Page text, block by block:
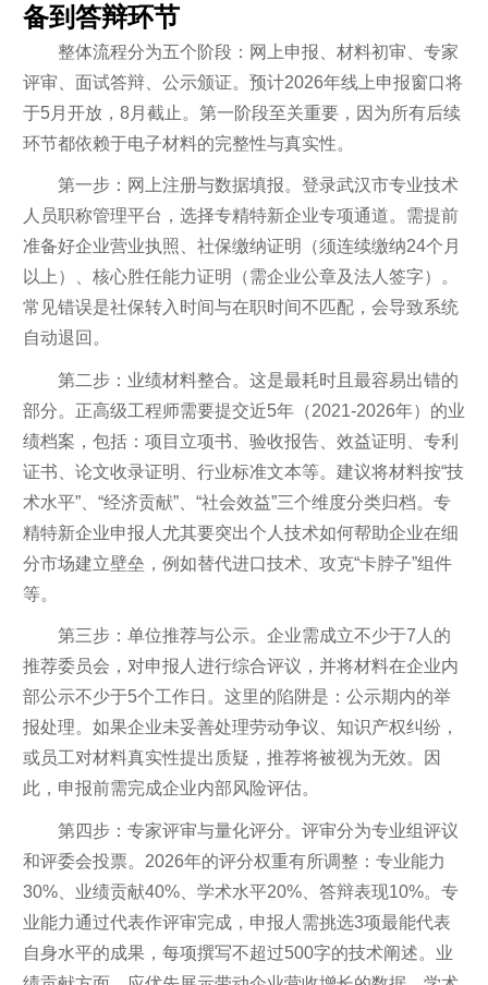
备到答辩环节
整体流程分为五个阶段：网上申报、材料初审、专家
评审、面试答辩、公示颁证。预计2026年线上申报窗口将
于5月开放，8月截止。第一阶段至关重要，因为所有后续
环节都依赖于电子材料的完整性与真实性。
第一步：网上注册与数据填报。登录武汉市专业技术
人员职称管理平台，选择专精特新企业专项通道。需提前
准备好企业营业执照、社保缴纳证明（须连续缴纳24个月
以上）、核心胜任能力证明（需企业公章及法人签字）。
常见错误是社保转入时间与在职时间不匹配，会导致系统
自动退回。
第二步：业绩材料整合。这是最耗时且最容易出错的
部分。正高级工程师需要提交近5年（2021-2026年）的业
绩档案，包括：项目立项书、验收报告、效益证明、专利
证书、论文收录证明、行业标准文本等。建议将材料按“技
术水平”、“经济贡献”、“社会效益”三个维度分类归档。专
精特新企业申报人尤其要突出个人技术如何帮助企业在细
分市场建立壁垒，例如替代进口技术、攻克“卡脖子”组件
等。
第三步：单位推荐与公示。企业需成立不少于7人的
推荐委员会，对申报人进行综合评议，并将材料在企业内
部公示不少于5个工作日。这里的陷阱是：公示期内的举
报处理。如果企业未妥善处理劳动争议、知识产权纠纷，
或员工对材料真实性提出质疑，推荐将被视为无效。因
此，申报前需完成企业内部风险评估。
第四步：专家评审与量化评分。评审分为专业组评议
和评委会投票。2026年的评分权重有所调整：专业能力
30%、业绩贡献40%、学术水平20%、答辩表现10%。专
业能力通过代表作评审完成，申报人需挑选3项最能代表
自身水平的成果，每项撰写不超过500字的技术阐述。业